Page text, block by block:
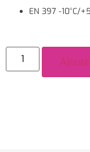
EN 397 -10°C/